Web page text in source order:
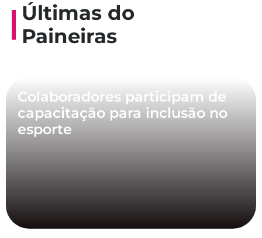
Últimas do
Paineiras
Colaboradores participam de
capacitação para inclusão no
esporte